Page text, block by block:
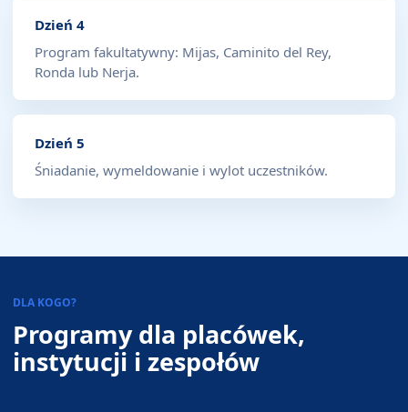
Dzień 4
Program fakultatywny: Mijas, Caminito del Rey,
Ronda lub Nerja.
Dzień 5
Śniadanie, wymeldowanie i wylot uczestników.
DLA KOGO?
Programy dla placówek,
instytucji i zespołów